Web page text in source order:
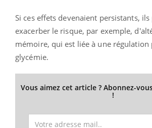
Si ces effets devenaient persistants,
exacerber le risque, par exemple,
mémoire, qui est liée à une régulation
glycémie.
Vous aimez cet article ? Abonnez-
!